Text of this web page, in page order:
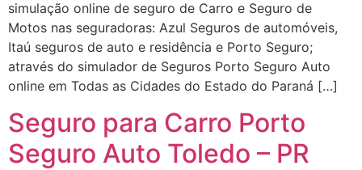
simulação online de seguro de Carro e Seguro de
Motos nas seguradoras: Azul Seguros de automóveis,
Itaú seguros de auto e residência e Porto Seguro;
através do simulador de Seguros Porto Seguro Auto
online em Todas as Cidades do Estado do Paraná […]
Seguro para Carro Porto
Seguro Auto Toledo – PR